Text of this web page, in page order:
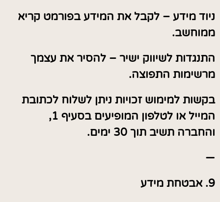
ניוד מידע – לקבל את המידע בפורמט קריא
ממוחשב.
התנגדות לשיווק ישיר – להסיר את עצמך
מרשימות התפוצה.
בקשות למימוש זכויות ניתן לשלוח לכתובת
המייל או לטלפון המופיעים בסעיף 1,
והחברה תשיב תוך 30 ימים.
—
9. אבטחת מידע